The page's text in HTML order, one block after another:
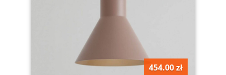
454.00 zł